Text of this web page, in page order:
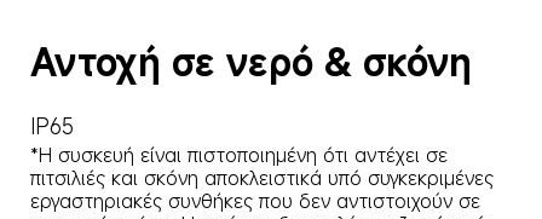
Αντοχή σε νερό & σκόνη
IP65
*Η συσκευή είναι πιστοποιημένη ότι αντέχει σε
πιτσιλιές και σκόνη αποκλειστικά υπό συγκεκριμένες
εργαστηριακές συνθήκες που δεν αντιστοιχούν σε